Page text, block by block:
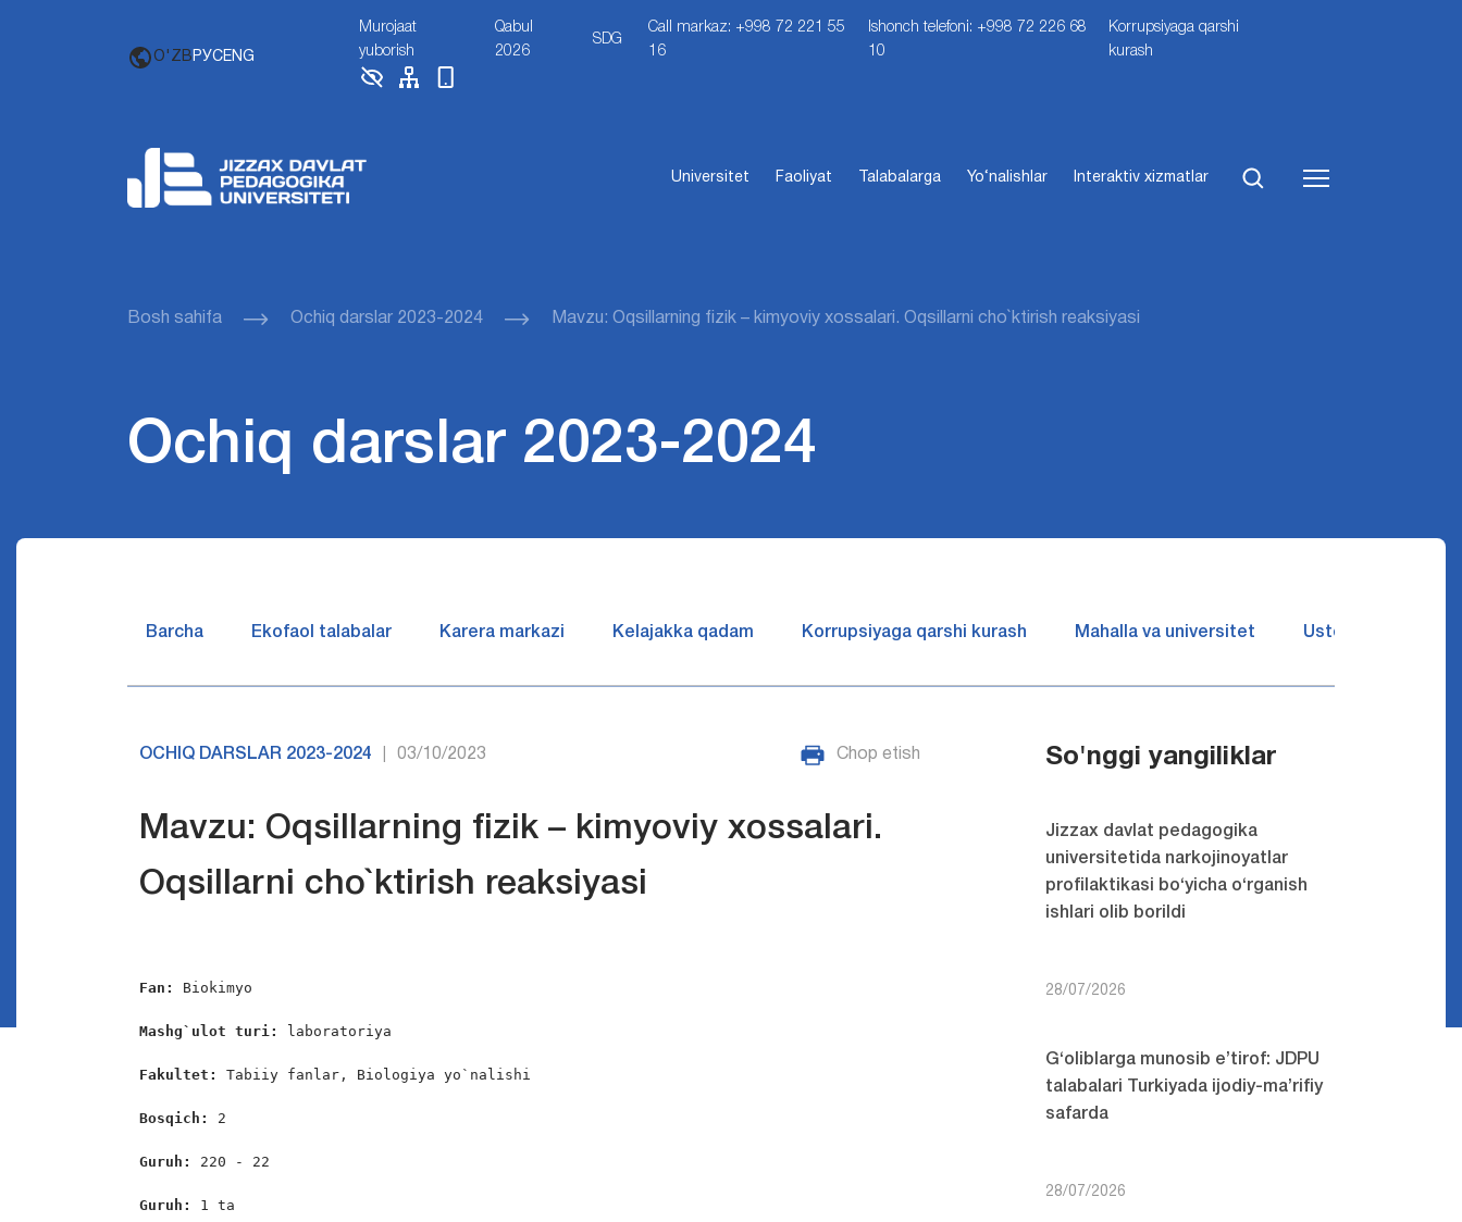
O'ZB РУСENG
Murojaat
yuborish
Qabul
2026
SDG
Call markaz: +998 72 221 55
16
Ishonch telefoni: +998 72 226 68
10
Korrupsiyaga qarshi
kurash
Universitet Faoliyat Talabalarga Yo‘nalishlar Interaktiv xizmatlar
Bosh sahifa Ochiq darslar 2023-2024 Mavzu: Oqsillarning fizik – kimyoviy xossalari. Oqsillarni cho`ktirish reaksiyasi
Ochiq darslar 2023-2024
Barcha Ekofaol talabalar Karera markazi Kelajakka qadam Korrupsiyaga qarshi kurash Mahalla va universitet Ustozlar suhbatin
OCHIQ DARSLAR 2023-2024 03/10/2023 Chop etish
Mavzu: Oqsillarning fizik – kimyoviy xossalari.
Oqsillarni cho`ktirish reaksiyasi
Fan: Biokimyo
Mashg`ulot turi: laboratoriya
Fakultet: Tabiiy fanlar, Biologiya yo`nalishi
Bosqich: 2
Guruh: 220 - 22
Guruh: 1 ta
So'nggi yangiliklar
Jizzax davlat pedagogika
universitetida narkojinoyatlar
profilaktikasi bo‘yicha o‘rganish
ishlari olib borildi
28/07/2026
G‘oliblarga munosib e’tirof: JDPU
talabalari Turkiyada ijodiy-ma’rifiy
safarda
28/07/2026